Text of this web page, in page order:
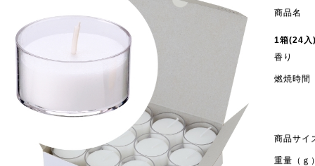
商品名
1箱(24入
香り
燃焼時間
商品サイ
重量（ｇ